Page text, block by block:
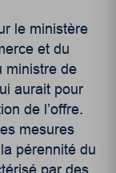
le ministère
et du
ministre de
aurait pour
de l’offre.
mesures
pérennité du